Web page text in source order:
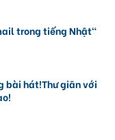
trong tiếng Nhật"
bài hát!Thư giãn với